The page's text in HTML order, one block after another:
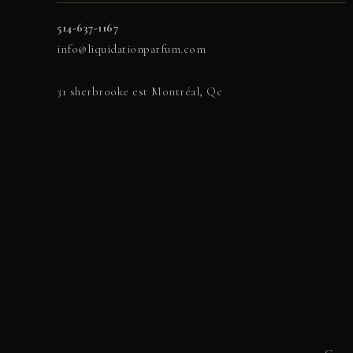
514-637-1167
info@liquidationparfum.com
31 sherbrooke est Montréal, Qc